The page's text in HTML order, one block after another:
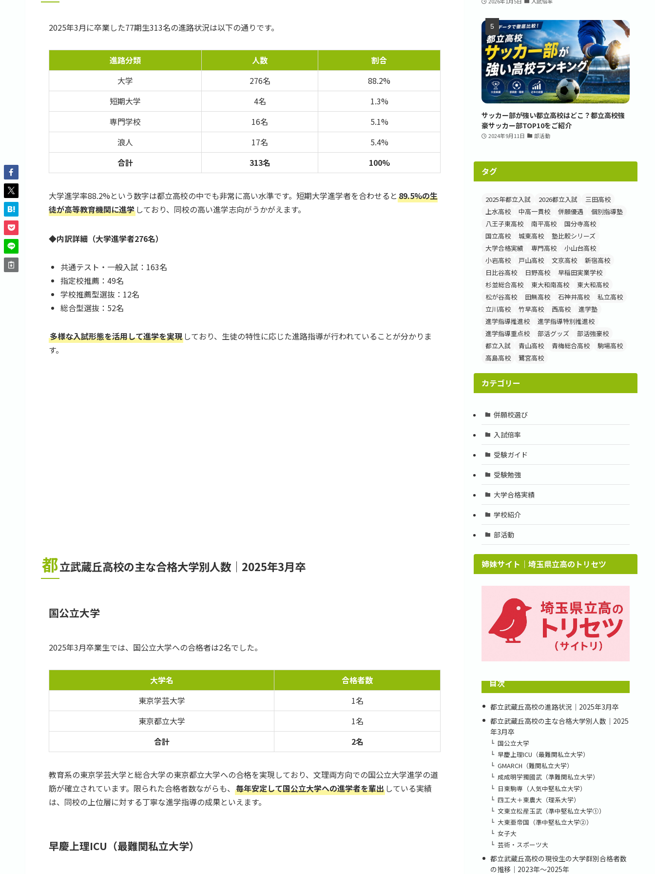
2025年3月に卒業した77期生313名の進路状況は以下の通りです。
進路分類 人数
割合
大学
276名
88.2%
短期大学
4名
1.3%
専門学校
16名
5.1%
浪人
17名
5.4%
合計
313名 100%
大学進学率88.2%という数字は都立高校の中でも非常に高い水準です。短期大学進学者を合わせると 89.5%の生
徒が高等教育機関に進学 しており、同校の高い進学志向がうかがえます。
◆内訳詳細（大学進学者276名）
共通テスト・一般入試：163名
指定校推薦：49名
学校推薦型選抜：12名
総合型選抜：52名
多様な入試形態を活用して進学を実現 しており、生徒の特性に応じた進路指導が行われていることが分かりま
す。
都立武蔵丘高校の主な合格大学別人数｜2025年3月卒
国公立大学
2025年3月卒業生では、国公立大学への合格者は2名でした。
大学名
合格者数
東京学芸大学
1名
東京都立大学
1名
合計
2名
教育系の東京学芸大学と総合大学の東京都立大学への合格を実現しており、文理両方向での国公立大学進学の道
筋が確立されています。限られた合格者数ながらも、 毎年安定して国公立大学への進学者を輩出 している実績
は、同校の上位層に対する丁寧な進学指導の成果といえます。
早慶上理ICU（最難関私立大学）
サッカー部が強い都立高校はどこ？都立高校強
豪サッカー部TOP10をご紹介
2024年9月11日 部活動
タグ
2025年都立入試 2026都立入試
三田高校
上水高校
中高一貫校 併願優遇
個別指導塾
八王子東高校
南平高校
国分寺高校
国立高校
城東高校
塾比較シリーズ
大学合格実績
専門高校
小山台高校
小岩高校
戸山高校 文京高校
新宿高校
日比谷高校
日野高校
早稲田実業学校
杉並総合高校
東大和南高校
東大和高校
松が谷高校
田無高校 石神井高校
私立高校
立川高校
竹早高校 西高校
進学塾
進学指導推進校
進学指導特別推進校
進学指導重点校
部活グッズ
部活強豪校
都立入試
青山高校 青梅総合高校
駒場高校
高島高校
鷺宮高校
カテゴリー
併願校選び
入試倍率
受験ガイド
受験勉強
大学合格実績
学校紹介
部活動
姉妹サイト｜埼玉県立高のトリセツ
目次
都立武蔵丘高校の進路状況｜2025年3月卒
都立武蔵丘高校の主な合格大学別人数｜2025
年3月卒
国公立大学
早慶上理ICU（最難関私立大学）
GMARCH（難関私立大学）
成成明学獨國武（準難関私立大学）
日東駒専（人気中堅私立大学）
四工大＋東農大（理系大学）
文東立松産玉武（準中堅私立大学①）
大東亜帝国（準中堅私立大学②）
女子大
芸術・スポーツ大
都立武蔵丘高校の現役生の大学群別合格者数
の推移｜2023年～2025年